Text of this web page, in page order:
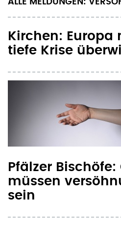
Pfälzer Bischöfe:
müssen
sein
Protestanten
feiern ihren